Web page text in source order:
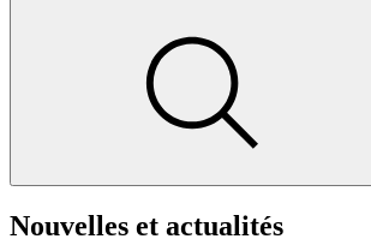
Nouvelles et actualités